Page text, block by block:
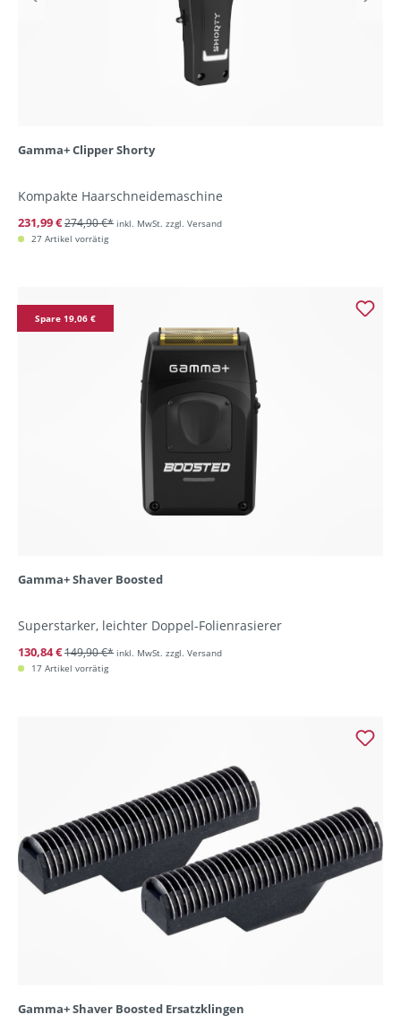
Gamma+ Clipper Shorty
Kompakte Haarschneidemaschine
231,99 €274,90 €* inkl. MwSt. zzgl. Versand
27 Artikel vorrätig
Spare 19,06 €
Gamma+ Shaver Boosted
Superstarker, leichter Doppel-Folienrasierer
130,84 €149,90 €* inkl. MwSt. zzgl. Versand
17 Artikel vorrätig
Gamma+ Shaver Boosted Ersatzklingen